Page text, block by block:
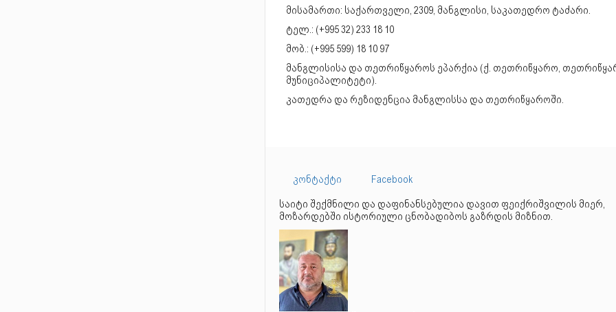
მისამართი: საქართველი, 2309, მანგლისი, საკათედრო ტაძარი.
ტელ.: (+995 32) 233 18 10
მობ.: (+995 599) 18 10 97
მანგლისისა და თეთრიწყაროს ეპარქია (ქ. თეთრიწყარო,
მუნიციპალიტეტი).
კათედრა და რეზიდენცია მანგლისსა და თეთრიწყაროში.
კონტაქტი
Facebook
საიტი შექმნილი და დაფინანსებულია დავით ფეიქრიშვილის მიერ,
მოზარდებში ისტორიული ცნობადიბოს გაზრდის მიზნით.